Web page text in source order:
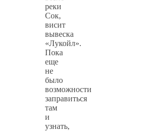
реки
Сок,
висит
вывеска
«Лукойл».
Пока
еще
не
было
возможности
заправиться
там
и
узнать,